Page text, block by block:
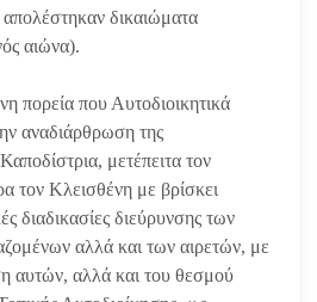
απολέστηκαν δικαιώματα
αιώνα).
πορεία που Αυτοδιοικητικά
αναδιάρθρωση της
μετέπειτα τον
τον Κλεισθένη με βρίσκει
διαδικασίες διεύρυνσης των
αλλά και των αιρετών, με
αυτών, αλλά και του θεσμού